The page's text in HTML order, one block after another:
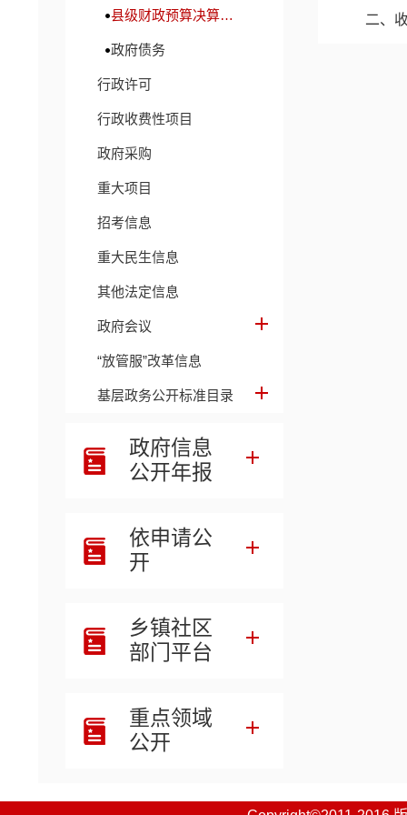
县级财政预算决算及财政收支信息
政府债务
行政许可
行政收费性项目
政府采购
重大项目
招考信息
重大民生信息
其他法定信息
政府会议
“放管服”改革信息
基层政务公开标准目录
政府信息
公开年报
依申请公
开
乡镇社区
部门平台
重点领域
公开
二、
一、